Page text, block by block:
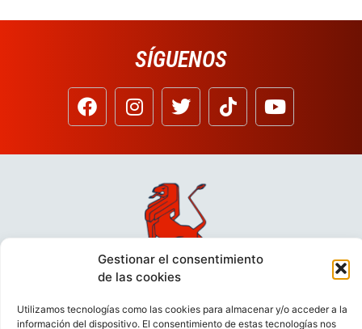
Gestionar el consentimiento
de las cookies
Utilizamos tecnologías como las cookies para almacenar y/o acceder a la
información del dispositivo. El consentimiento de estas tecnologías nos
SÍGUENOS